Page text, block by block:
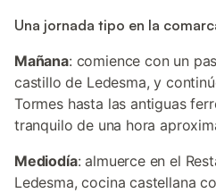
Una jornada tipo en la
Mañana: comience con un
castillo de Ledesma, y
Tormes hasta las antiguas
tranquilo de una hora
Mediodía: almuerce en el
Ledesma, cocina castellana